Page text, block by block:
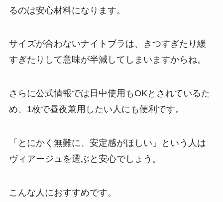
るのは安心材料になります。
サイズが合わないナイトブラは、きつすぎたり緩
すぎたりして意味が半減してしまいますからね。
さらに公式情報では日中使用もOKとされているた
め、1枚で昼夜兼用したい人にも便利です。
「とにかく無難に、安定感がほしい」という人は
ヴィアージュを選ぶと安心でしょう。
こんな人におすすめです。